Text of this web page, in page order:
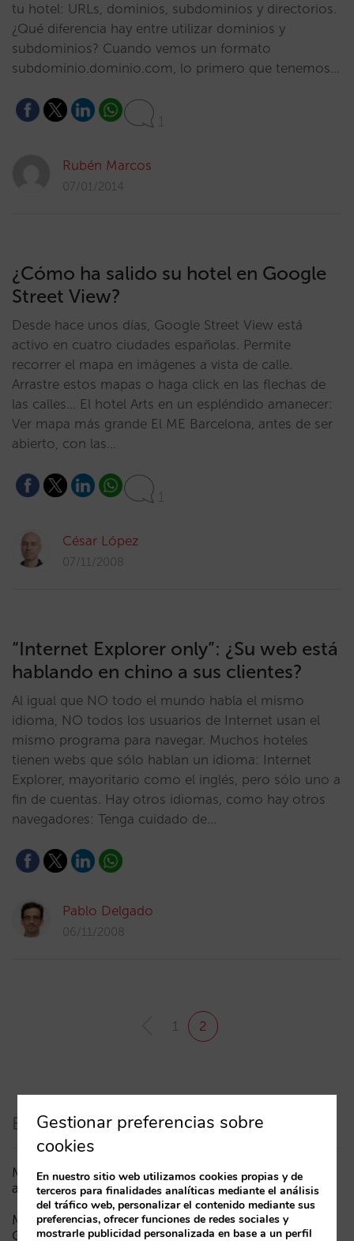
tu hotel: URLs, dominios, subdominios y directorios.
¿Qué diferencia hay entre utilizar dominios y
subdominios? Cuando vemos un formato
subdominio.dominio.com, lo primero que tenemos…
1
Rubén Marcos
07/01/2014
¿Cómo ha salido su hotel en Google
Street View?
Desde hace unos días, Google Street View está
activo en cuatro ciudades españolas. Permite
recorrer el mapa en imágenes a vista de calle.
Arrastre estos mapas o haga click en las flechas de
las calles… El hotel Arts en un espléndido amanecer:
Ver mapa más grande El ME Barcelona, antes de ser
abierto, con las…
1
César López
07/11/2008
“Internet Explorer only”: ¿Su web está
hablando en chino a sus clientes?
Al igual que NO todo el mundo habla el mismo
idioma, NO todos los usuarios de Internet usan el
mismo programa para navegar. Muchos hoteles
tienen webs que sólo hablan un idioma: Internet
Explorer, mayoritario como el inglés, pero sólo uno a
fin de cuentas. Hay otros idiomas, como hay otros
navegadores: Tenga cuidado de…
Pablo Delgado
06/11/2008
1 2
Entradas recientes
Menos campañas, más inteligentes: manual IA para
actualizar el marketing digital de tu hotel (parte 1)
Madrid ante la Fórmula 1: aprendizajes del GP de
Catalunya y del GP de Ciudad de México para los
Gestionar preferencias sobre
cookies
En nuestro sitio web utilizamos cookies propias y de
terceros para finalidades analíticas mediante el análisis
del tráfico web, personalizar el contenido mediante sus
preferencias, ofrecer funciones de redes sociales y
mostrarle publicidad personalizada en base a un perfil